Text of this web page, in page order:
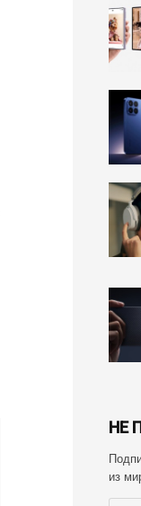
НЕ
из